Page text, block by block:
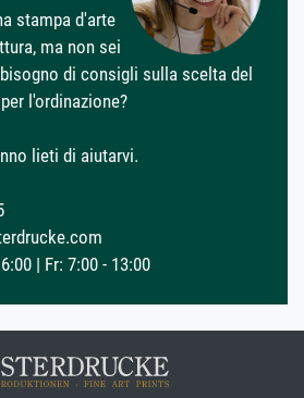
stampa d'arte
ma non sei
di consigli sulla scelta del
l'ordinazione?
lieti di aiutarvi.
| Fr: 7:00 - 13:00